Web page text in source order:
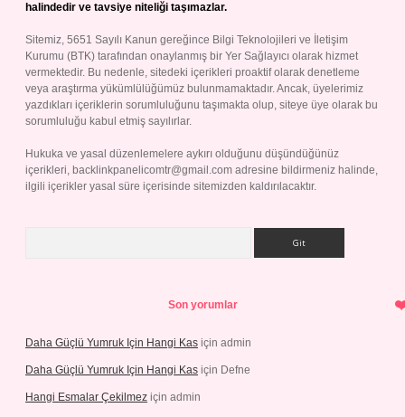
halindedir ve tavsiye niteliği taşımazlar.
Sitemiz, 5651 Sayılı Kanun gereğince Bilgi Teknolojileri ve İletişim
Kurumu (BTK) tarafından onaylanmış bir Yer Sağlayıcı olarak hizmet
vermektedir. Bu nedenle, sitedeki içerikleri proaktif olarak denetleme
veya araştırma yükümlülüğümüz bulunmamaktadır. Ancak, üyelerimiz
yazdıkları içeriklerin sorumluluğunu taşımakta olup, siteye üye olarak bu
sorumluluğu kabul etmiş sayılırlar.
Hukuka ve yasal düzenlemelere aykırı olduğunu düşündüğünüz
içerikleri, backlinkpanelicomtr@gmail.com adresine bildirmeniz halinde,
ilgili içerikler yasal süre içerisinde sitemizden kaldırılacaktır.
Son yorumlar
Daha Güçlü Yumruk Için Hangi Kas için admin
Daha Güçlü Yumruk Için Hangi Kas için Defne
Hangi Esmalar Çekilmez için admin